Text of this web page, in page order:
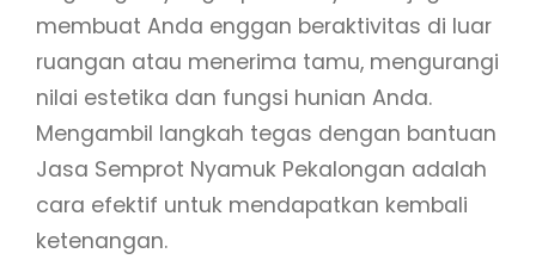
membuat Anda enggan beraktivitas di luar
ruangan atau menerima tamu, mengurangi
nilai estetika dan fungsi hunian Anda.
Mengambil langkah tegas dengan bantuan
Jasa Semprot Nyamuk Pekalongan adalah
cara efektif untuk mendapatkan kembali
ketenangan.